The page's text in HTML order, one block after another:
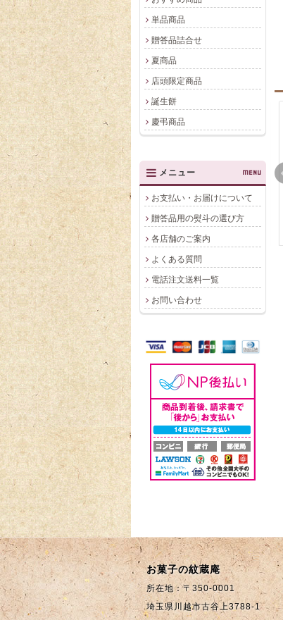
オンライン商品以外の
商品のご注文はできま
すか？
お菓子の賞味期限は？
どのくらい持ちます
か？
到着日の指定はできま
すか？
オンライン商品以外の
すか？
単品商品
贈答品詰合せ
夏商品
店頭限定商品
誕生餅
慶弔商品
メニュー MENU
お支払い・お届けについて
贈答品用の熨斗の選び方
各店舗のご案内
よくある質問
電話注文送料一覧
お問い合わせ
お菓子の紋蔵庵
所在地：〒350-0001
埼玉県川越市古谷上3788-1